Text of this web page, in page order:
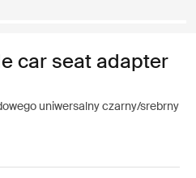
car seat adapter
uniwersalny czarny/srebrny